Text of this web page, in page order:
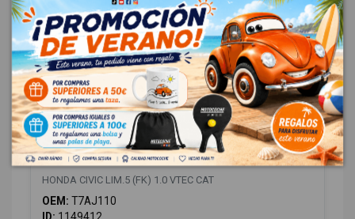
MANDO RETROVISOR T7AJ110
HONDA CIVIC LIM.5 (FK) 1.0 VTEC CAT
OEM: T7AJ110